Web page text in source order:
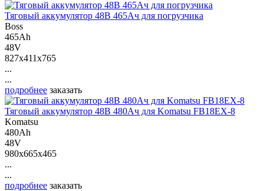
Тяговый аккумулятор 48В 465Ач для погрузчика
Boss
465Ah
48V
827x411x765
...
...
подробнее заказать
Тяговый аккумулятор 48В 480Ач для Komatsu FB18EX-8
Komatsu
480Ah
48V
980x665x465
...
...
подробнее заказать